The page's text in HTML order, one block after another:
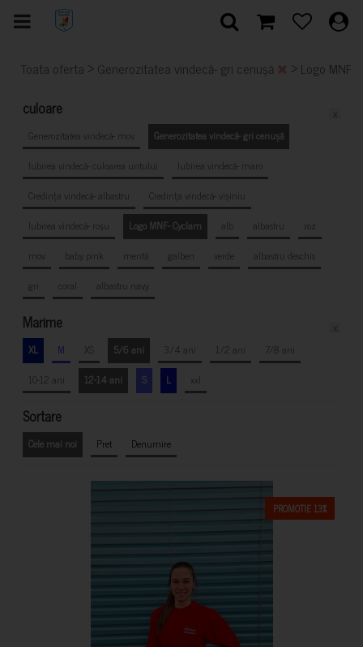
Toata oferta > Generozitatea vindecă- gri cenușă > Logo
culoare
Generozitatea vindecă- mov
Generozitatea vindecă- gri cenușă
Iubirea vindecă- culoarea untului
Iubirea vindecă- maro
Credința vindecă- albastru
Credința vindecă- vișiniu
Iubirea vindecă- roșu
Logo MNF- Cyclam alb albastru
roz
mov
baby pink mentă galben verde
albastru deschis
gri
coral albastru navy
Marime
XL M XS 5/6 ani 3/4 ani 1/2 ani
7/8 ani
10-12 ani
12-14 ani S L xxl
Sortare
Cele mai noi Pret Denumire
PROMOTIE 13%